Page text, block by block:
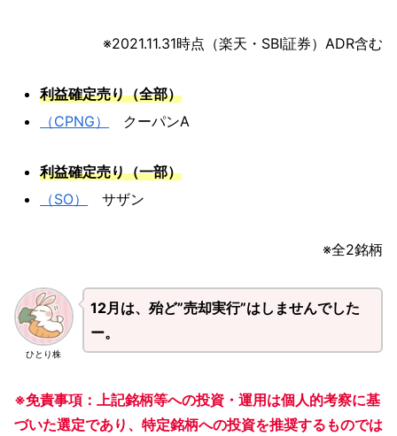
※2021.11.31時点（楽天・SBI証券）​​​​ADR​含む
利益確定売り（全部）
（CPNG）
クーパンA
利益確定売り（一部）
（SO）​
サザン
※全2銘柄
ひとり株
12月は、殆ど”売却実行”はしませんでした
ー。
※免責事項：上記銘柄等への投資・運用は個人的考察に基
づいた選定であり、特定銘柄への投資を推奨するものでは